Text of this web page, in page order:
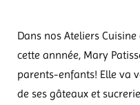
Dans nos Ateliers Cuisine
cette annnée, Mary
parents-enfants! Elle va
de ses gâteaux et